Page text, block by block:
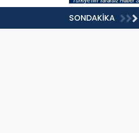
SONDAKİKA